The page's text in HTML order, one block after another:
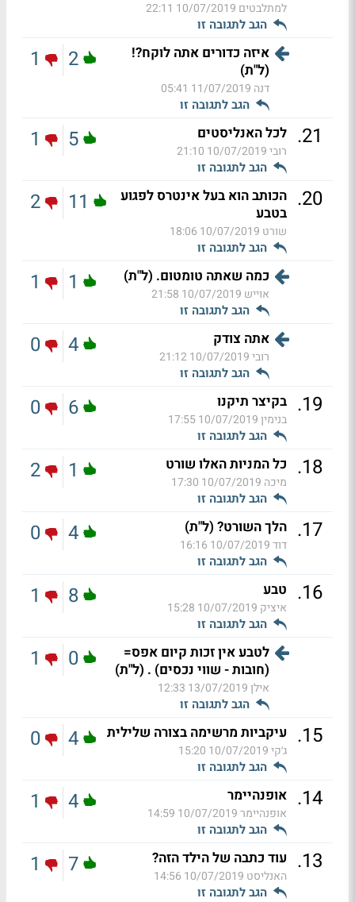
למתלבטים 10/07/2019 22:11
הגב לתגובה זו
איזה כדורים אתה לוקח?!
(ל"ת)
דנה 11/07/2019 05:41
הגב לתגובה זו
2
1
21
. לכל האנליסטים
רובי10/07/2019 21:10
הגב לתגובה זו
5
1
20
. הכותב הוא בעל אינטרס לפגוע
בטבע
שורט 10/07/2019 18:06
הגב לתגובה זו
11
2
כמה שאתה טומטום. (ל"ת)
אוייש 10/07/2019 21:58
הגב לתגובה זו
1
1
אתה צודק
רובי10/07/2019 21:12
הגב לתגובה זו
4
0
19
. בקיצר תיקנו
בנימין10/07/2019 17:55
הגב לתגובה זו
6
0
18
. כל המניות האלו שורט
מיכה 10/07/2019 17:30
הגב לתגובה זו
1
2
17
. הלך השורט? (ל"ת)
דוד10/07/2019 16:16
הגב לתגובה זו
4
0
16
. טבע
איציק 10/07/2019 15:28
הגב לתגובה זו
8
1
לטבע אין זכות קיום אפס=
(חובות - שווי נכסים) . (ל"ת)
אילן13/07/2019 12:33
הגב לתגובה זו
0
1
15
. עיקביות מרשימה בצורה שלילית
ג׳קי10/07/2019 15:20
הגב לתגובה זו
4
0
14
. אופנהיימר
אופנהיימר10/07/2019 14:59
הגב לתגובה זו
4
1
13
. עוד כתבה של הילד הזה?
האנליסט 10/07/2019 14:56
הגב לתגובה זו
7
1